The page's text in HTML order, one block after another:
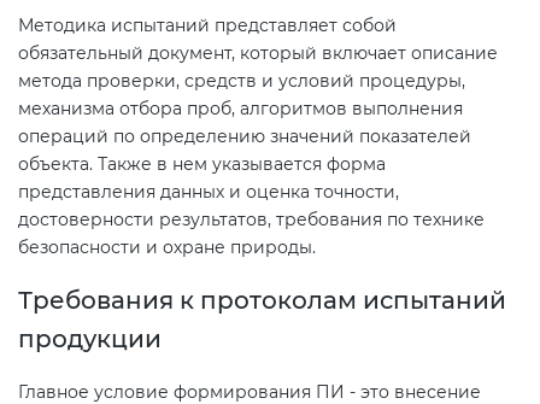
Методика испытаний представляет собой
обязательный документ, который включает описание
метода проверки, средств и условий процедуры,
механизма отбора проб, алгоритмов выполнения
операций по определению значений показателей
объекта. Также в нем указывается форма
представления данных и оценка точности,
достоверности результатов, требования по технике
безопасности и охране природы.
Требования к протоколам испытаний
продукции
Главное условие формирования ПИ - это внесение